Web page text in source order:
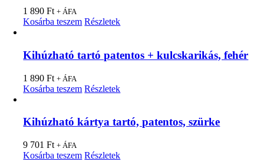
1 890Ft + ÁFA
Kosárba teszem Részletek
Kihúzható tartó patentos + kulcskarikás, fehér
1 890Ft + ÁFA
Kosárba teszem Részletek
Kihúzható kártya tartó, patentos, szürke
9 701Ft + ÁFA
Kosárba teszem Részletek